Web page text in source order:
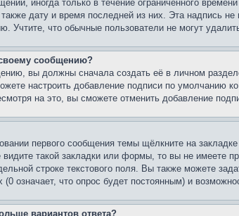
иногда только в течение ограниченного
также дату и время последней из них. Эта надпись
Учтите, что обычные пользователи не могут
сообщению?
вы должны сначала создать её в личном
настроить добавление подписи по
на это, вы сможете отменить добавление
первого сообщения темы щёлкните на
такой закладки или формы, то вы не имеете
строке текстового поля. Вы также можете
означает, что опрос будет постоянным) и
вариантов ответа?